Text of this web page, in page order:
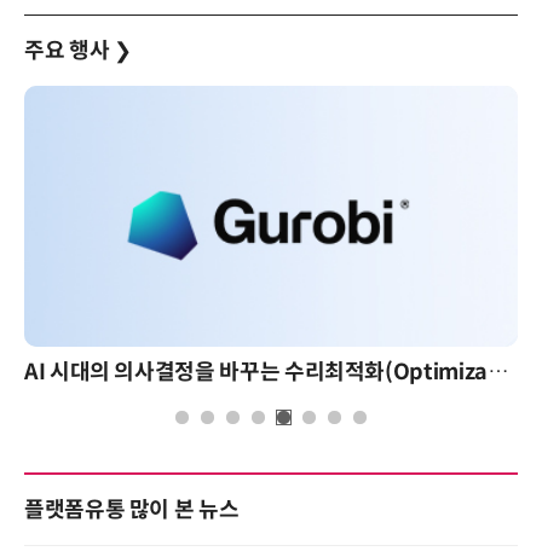
주요 행사 ❯
AI 시대의 의사결정을 바꾸는 수리최적화(Optimization): 실제 산업 적용 사례와 활용 전략
플랫폼유통 많이 본 뉴스